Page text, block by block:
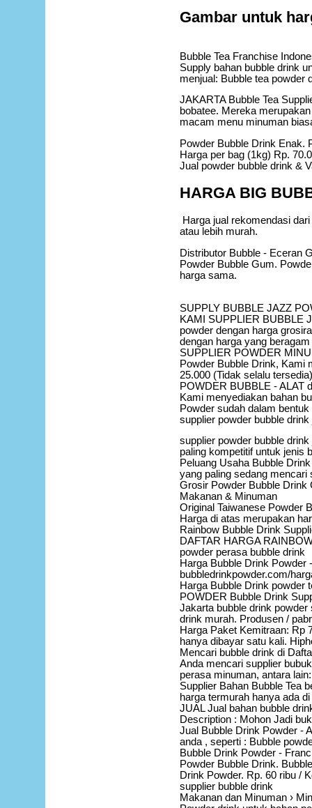
Gambar untuk
Bubble Tea Franchise
Supply bahan bubble drink
menjual: Bubble tea powder
JAKARTA Bubble Tea
bobatee. Mereka
macam menu minuman
Powder Bubble Drink Enak.
Harga per bag (1kg) Rp.
Jual powder bubble drink‎ &
HARGA BIG
Harga jual rekomendasi
atau lebih murah.
Distributor Bubble - Eceran
Powder Bubble Gum.
harga sama.
SUPPLY BUBBLE JAZZ
KAMI SUPPLIER BUBBLE
powder dengan harga
dengan harga yang
SUPPLIER POWDER
Powder Bubble Drink, Kami
25.000 (Tidak selalu
POWDER BUBBLE - ALAT
Kami menyediakan bahan
Powder sudah dalam
supplier powder bubble
supplier powder bubble
paling kompetitif untuk jenis
Peluang Usaha Bubble
yang paling sedang mencari
Grosir Powder Bubble Drink
Makanan & Minuman‎
Original Taiwanese Powder
Harga di atas merupakan
Rainbow Bubble Drink
DAFTAR HARGA
powder perasa bubble drink
Harga Bubble Drink Powder
bubbledrinkpowder.com/
Harga Bubble Drink powder
POWDER Bubble Drink
Jakarta bubble drink powder
drink murah. Produsen /
Harga Paket Kemitraan: Rp
hanya dibayar satu kali.
Mencari bubble drink di
Anda mencari supplier
perasa minuman, antara
Supplier Bahan Bubble Tea
harga termurah hanya ada
JUAL Jual bahan bubble
Description : Mohon Jadi
Jual Bubble Drink Powder -
anda , seperti : Bubble
Bubble Drink Powder -
Powder Bubble Drink.
Drink Powder. Rp. 60 ribu /
supplier bubble drink
Makanan dan Minuman ›